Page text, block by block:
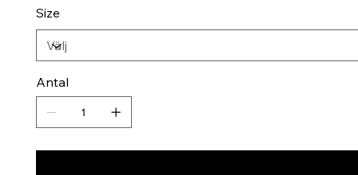
Size
Antal